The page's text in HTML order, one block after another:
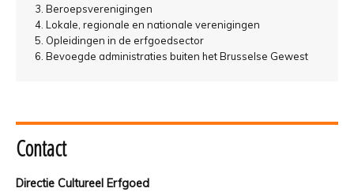
Beroepsverenigingen
Lokale, regionale en nationale verenigingen
Opleidingen in de erfgoedsector
Bevoegde administraties buiten het Brusselse Gewest
Contact
Directie Cultureel Erfgoed